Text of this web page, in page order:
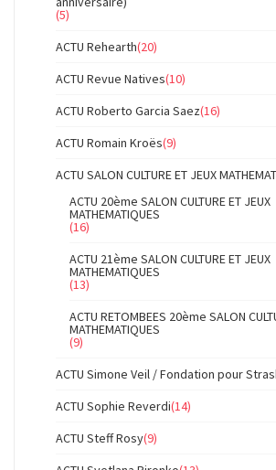
(5)
ACTU Rehearth(20)
ACTU Revue Natives(10)
ACTU Roberto Garcia Saez(16)
ACTU Romain Kroës(9)
ACTU SALON CULTURE ET JEUX
ACTU 20ème SALON CULTURE ET JEUX
MATHEMATIQUES
(16)
ACTU 21ème SALON CULTURE ET JEUX
MATHEMATIQUES
(13)
ACTU RETOMBEES 20ème SALON
MATHEMATIQUES
(9)
ACTU Simone Veil / Fondation pour
ACTU Sophie Reverdi(14)
ACTU Steff Rosy(9)